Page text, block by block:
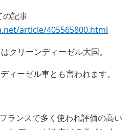
の記事
article/405565800.html
クリーンディーゼル大国。
ィーゼル車とも言われます。
ランスで多く使われ評価の高い